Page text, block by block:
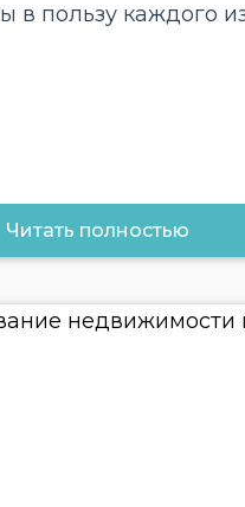
в пользу каждого
Читать полностью